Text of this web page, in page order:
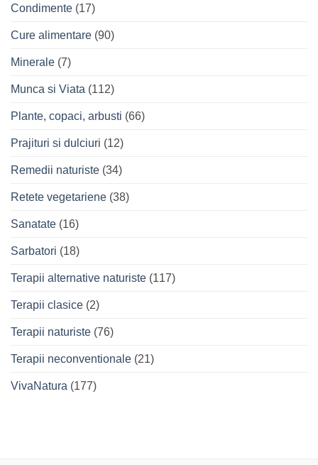
Condimente (17)
Cure alimentare (90)
Minerale (7)
Munca si Viata (112)
Plante, copaci, arbusti (66)
Prajituri si dulciuri (12)
Remedii naturiste (34)
Retete vegetariene (38)
Sanatate (16)
Sarbatori (18)
Terapii alternative naturiste (117)
Terapii clasice (2)
Terapii naturiste (76)
Terapii neconventionale (21)
VivaNatura (177)